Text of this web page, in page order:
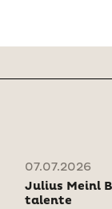
07.07.2026
Julius Meinl
talente